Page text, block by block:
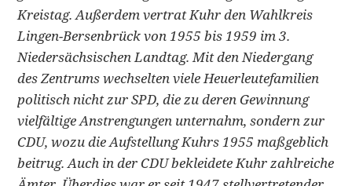
Kreistag. Außerdem vertrat Kuhr den Wahlkreis
Lingen-Bersenbrück von 1955 bis 1959 im 3.
Niedersächsischen Landtag. Mit den Niedergang
des Zentrums wechselten viele Heuerleutefamilien
politisch nicht zur SPD, die zu deren Gewinnung
vielfältige Anstrengungen unternahm, sondern zur
CDU, wozu die Aufstellung Kuhrs 1955 maßgeblich
beitrug. Auch in der CDU bekleidete Kuhr zahlreiche